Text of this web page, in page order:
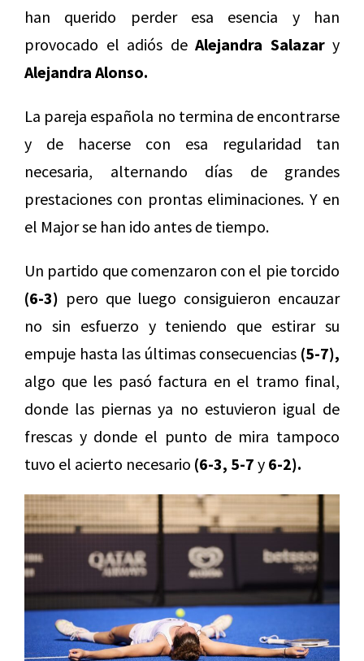
han querido perder esa esencia y han
provocado el adiós de Alejandra Salazary
Alejandra Alonso.
La pareja española no termina de encontrarse
y de hacerse con esa regularidad tan
necesaria, alternando días de grandes
prestaciones con prontas eliminaciones. Y en
el Major se han ido antes de tiempo.
Un partido que comenzaron con el pie torcido
(6-3) pero que luego consiguieron encauzar
no sin esfuerzo y teniendo que estirar su
empuje hasta las últimas consecuencias (5-7),
algo que les pasó factura en el tramo final,
donde las piernas ya no estuvieron igual de
frescas y donde el punto de mira tampoco
tuvo el acierto necesario (6-3, 5-7 y 6-2).